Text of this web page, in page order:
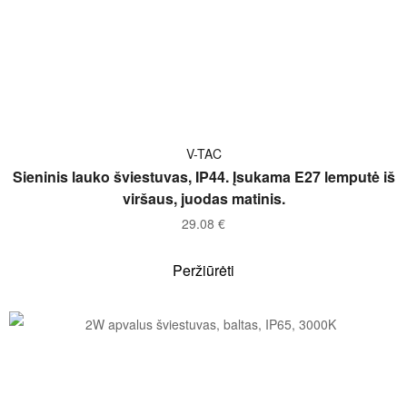
V-TAC
Sieninis lauko šviestuvas, IP44. Įsukama E27 lemputė iš
viršaus, juodas matinis.
29.08 €
Peržiūrėti